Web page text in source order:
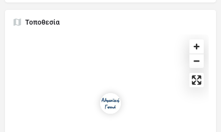
Τοποθεσία